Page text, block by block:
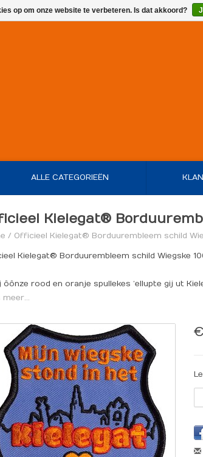
ALLE CATEGORIEËN
Kielegat®
/ Officieel Kielegat® Borduurembleem schild
Kielegat® Borduurembleem schild Wiegske
ôônze rood en oranje spullekes ‘ellupte gij ut
meer...
op om onze website te verbeteren. Is dat akkoord?